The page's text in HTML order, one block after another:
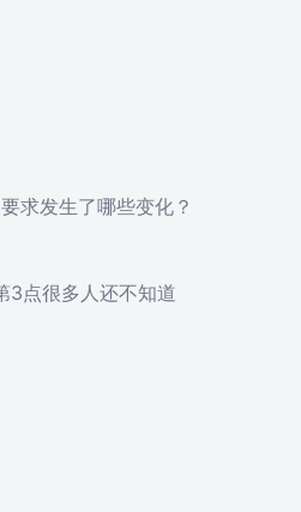
求发生了哪些变化？
3点很多人还不知道